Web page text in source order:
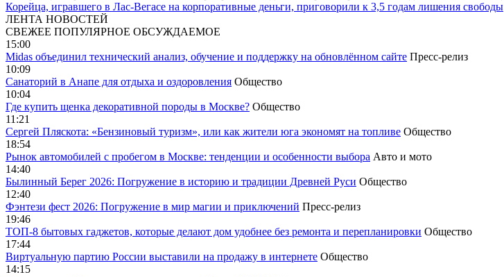
Корейца, игравшего в Лас-Вегасе на корпоративные деньги, приговорили к 3,5 годам лишения свободы
ЛЕНТА НОВОСТЕЙ
СВЕЖЕЕ ПОПУЛЯРНОЕ ОБСУЖДАЕМОЕ
15:00
Midas объединил технический анализ, обучение и поддержку на обновлённом сайте Пресс-релиз
10:09
Санаторий в Анапе для отдыха и оздоровления Общество
10:04
Где купить щенка декоративной породы в Москве? Общество
11:21
Сергей Пляскота: «Бензиновый туризм», или как жители юга экономят на топливе Общество
18:54
Рынок автомобилей с пробегом в Москве: тенденции и особенности выбора Авто и мото
14:40
Былинный Берег 2026: Погружение в историю и традиции Древней Руси Общество
12:40
Фэнтези фест 2026: Погружение в мир магии и приключений Пресс-релиз
19:46
ТОП-8 бытовых гаджетов, которые делают дом удобнее без ремонта и перепланировки Общество
17:44
Виртуальную партию России выставили на продажу в интернете Общество
14:15